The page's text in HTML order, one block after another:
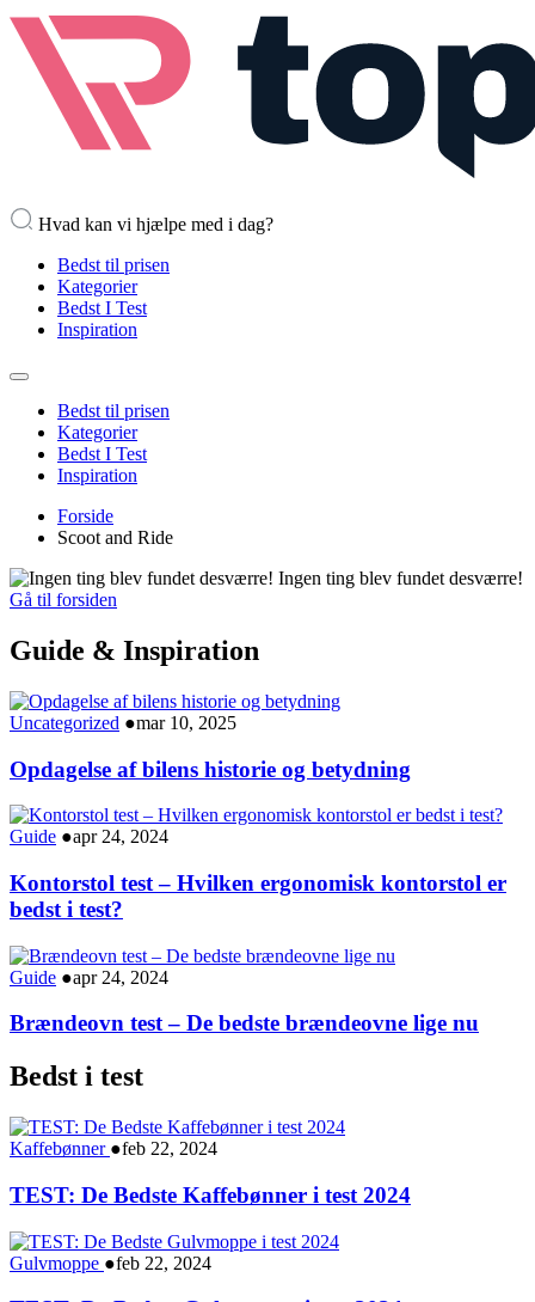
Hvad kan vi hjælpe med i dag?
Bedst til prisen
Kategorier
Bedst I Test
Inspiration
Bedst til prisen
Kategorier
Bedst I Test
Inspiration
Forside
Scoot and Ride
Ingen ting blev fundet desværre!
Gå til forsiden
Guide & Inspiration
Uncategorized ●mar 10, 2025
Opdagelse af bilens historie og betydning
Guide ●apr 24, 2024
Kontorstol test – Hvilken ergonomisk kontorstol er
bedst i test?
Guide ●apr 24, 2024
Brændeovn test – De bedste brændeovne lige nu
Bedst i test
Kaffebønner ●feb 22, 2024
TEST: De Bedste Kaffebønner i test 2024
Gulvmoppe ●feb 22, 2024